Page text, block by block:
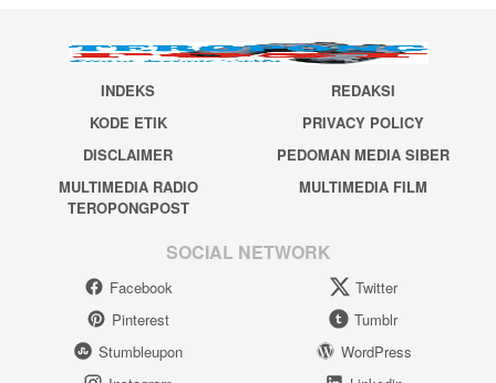
INDEKS
REDAKSI
KODE ETIK
PRIVACY POLICY
DISCLAIMER
PEDOMAN MEDIA SIBER
MULTIMEDIA RADIO
TEROPONGPOST
MULTIMEDIA FILM
SOCIAL NETWORK
Facebook
Twitter
Pinterest
Tumblr
Stumbleupon
WordPress